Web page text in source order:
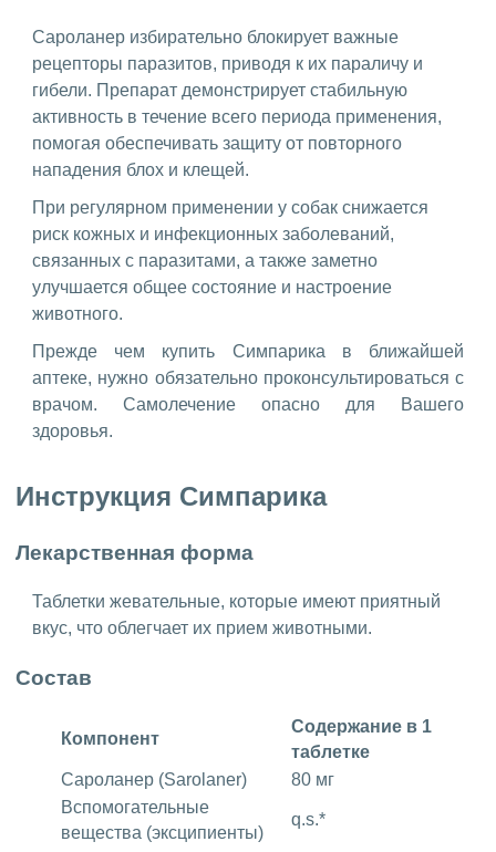
Сароланер избирательно блокирует важные
рецепторы паразитов, приводя к их параличу и
гибели. Препарат демонстрирует стабильную
активность в течение всего периода применения,
помогая обеспечивать защиту от повторного
нападения блох и клещей.
При регулярном применении у собак снижается
риск кожных и инфекционных заболеваний,
связанных с паразитами, а также заметно
улучшается общее состояние и настроение
животного.
Прежде чем купить Симпарика в ближайшей
аптеке, нужно обязательно проконсультироваться с
врачом. Самолечение опасно для Вашего
здоровья.
Инструкция Симпарика
Лекарственная форма
Таблетки жевательные, которые имеют приятный
вкус, что облегчает их прием животными.
Состав
Компонент
Содержание в 1
таблетке
Сароланер (Sarolaner)
80 мг
Вспомогательные
вещества (эксципиенты)
q.s.*